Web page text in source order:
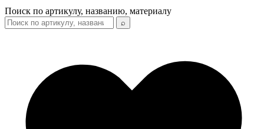
Поиск по артикулу, названию, материалу
⌕